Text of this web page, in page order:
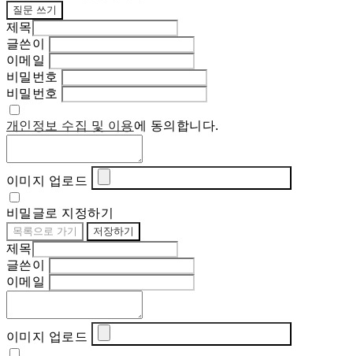
질문 쓰기
제목
글쓴이
이메일
비밀번호
비밀번호
개인정보 수집 및 이용에 동의합니다.
이미지 업로드
비밀글로 지정하기
목록으로 가기 저장하기
제목
글쓴이
이메일
이미지 업로드